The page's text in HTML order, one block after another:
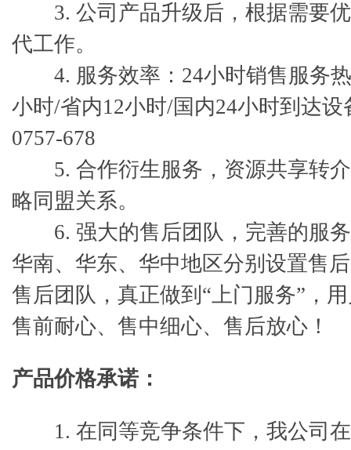
3. 公司产品升级后，根据需要优
代工作。
4. 服务效率：24小时销售服务热
小时/省内12小时/国内24小时到达
0757-678
5. 合作衍生服务，资源共享转介
略同盟关系。
6. 强大的售后团队，完善的服务
华南、华东、华中地区分别设置售
售后团队，真正做到“上门服务”，
售前耐心、售中细心、售后放心！
产品价格承诺：
1. 在同等竞争条件下，我公司在